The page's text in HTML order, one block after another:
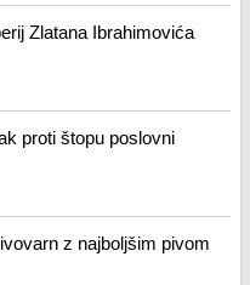
Zlatana Ibrahimovića
proti štopu poslovni
z najboljšim pivom